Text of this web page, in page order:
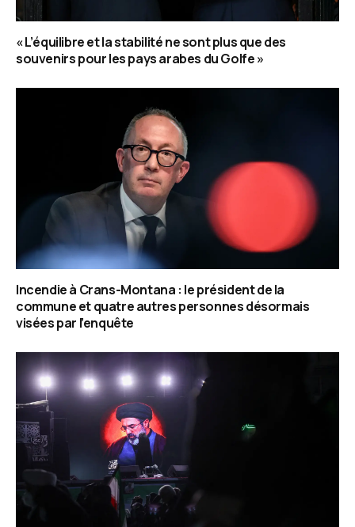
« L’équilibre et la stabilité ne sont plus que des
souvenirs pour les pays arabes du Golfe »
Incendie à Crans-Montana : le président de la
commune et quatre autres personnes désormais
visées par l’enquête